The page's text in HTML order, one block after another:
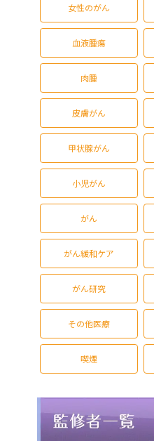
女性のがん
血液腫瘍
肉腫
皮膚がん
甲状腺がん
小児がん
がん
がん緩和ケア
がん研究
その他医療
喫煙